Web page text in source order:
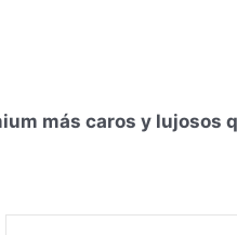
más caros y lujosos